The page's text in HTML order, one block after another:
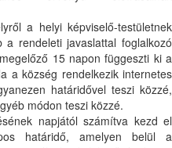
a helyi képviselő-testületnek
rendeleti javaslattal foglalkozó
15 napon függeszti ki a
a község rendelkezik internetes
határidővel teszi közzé,
módon teszi közzé.
napjától számítva kezd el
határidő, amelyen belül a